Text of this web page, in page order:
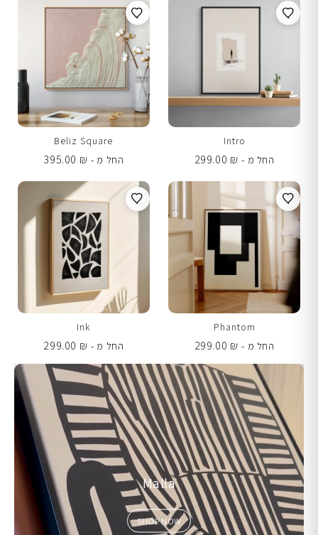
Intro
החל מ -
299.00 ₪
Beliz Square
החל מ -
395.00 ₪
Phantom
החל מ -
299.00 ₪
Ink
החל מ -
299.00 ₪
Malla
SHOP NOW